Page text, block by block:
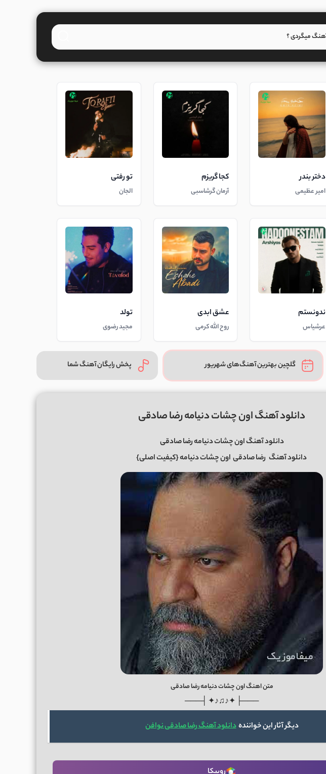
دختر بندر
امیر عظیمی
کجا گریزم
آرمان گرشاسبی
تو رفتی
الجان
ندونستم
عرشیاس
عشق ابدی
روح الله کرمی
تولد
مجید رضوی
گلچین بهترین آهنگ‌های شهریور پخش رایگان آهنگ شما
دانلود آهنگ اون چشات دنیامه رضا صادقی
دانلود آهنگ اون چشات دنیامه رضا صادقی
دانلود آهنگ رضا صادقی اون چشات دنیامه{کیفیت اصلی}
متن اهنگ اون چشات دنیامه رضا صادقی
───├ ✦♪♫♪✦ ┤───
دیگر آثار این خوانندهدانلود آهنگ رضا صادقی نوافن